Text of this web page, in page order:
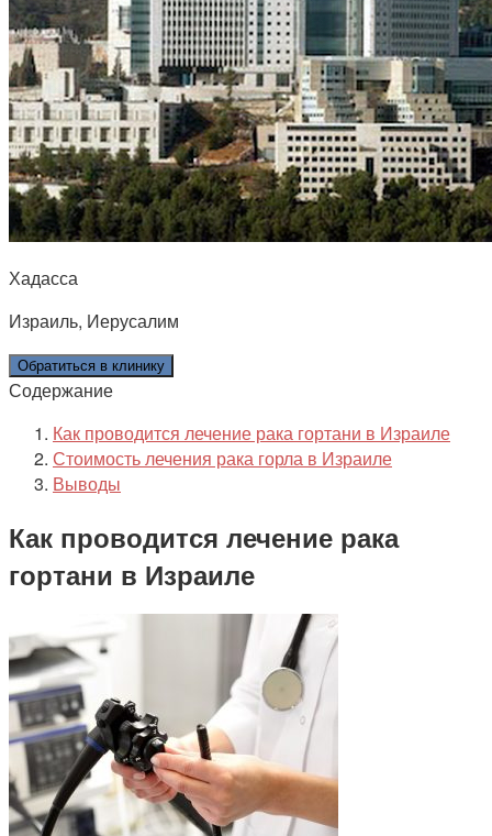
Хадасса
Израиль, Иерусалим
Обратиться в клинику
Содержание
Как проводится лечение рака гортани в Израиле
Стоимость лечения рака горла в Израиле
Выводы
Как проводится лечение рака
гортани в Израиле